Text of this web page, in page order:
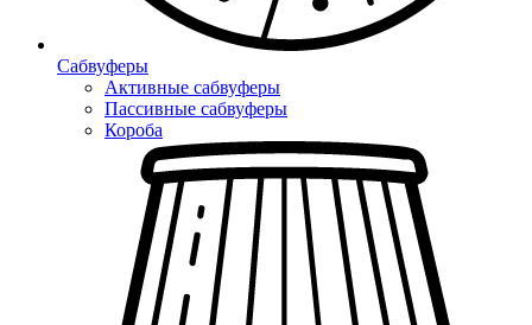
Сабвуферы
Активные сабвуферы
Пассивные сабвуферы
Короба